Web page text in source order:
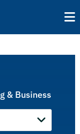
& Business